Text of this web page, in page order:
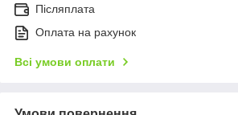
Післяплата
Оплата на рахунок
Всі умови оплати